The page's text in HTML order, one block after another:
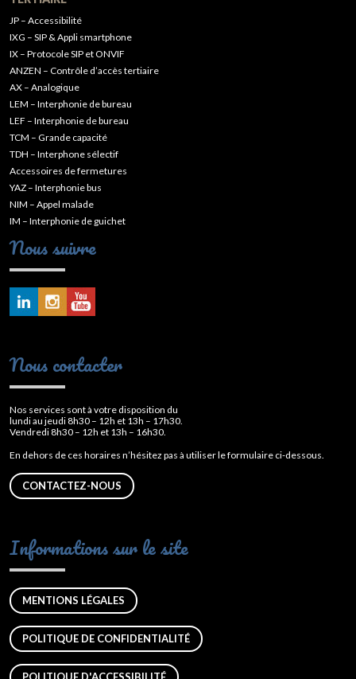
JP – Accessibilité
IXG – SIP & Appli smartphone
IX – Protocole SIP et ONVIF
ANZEN – Contrôle d’accès tertiaire
AX – Analogique
LEM – Interphonie de bureau
LEF – Interphonie de bureau
TCM – Grande capacité
TDH – Interphone sélectif
Accessoires de fermetures
YAZ – Interphonie bus
NIM – Appel malade
IM – Interphonie de guichet
Nous suivre
Nous contacter
Nos services sont à votre disposition du
lundi au jeudi 8h30 – 12h et 13h – 17h30.
Vendredi 8h30 – 12h et 13h – 16h30.
En dehors de ces horaires n’hésitez pas à utiliser le formulaire ci-dessous.
CONTACTEZ-NOUS
Informations sur le site
MENTIONS LÉGALES
POLITIQUE DE CONFIDENTIALITÉ